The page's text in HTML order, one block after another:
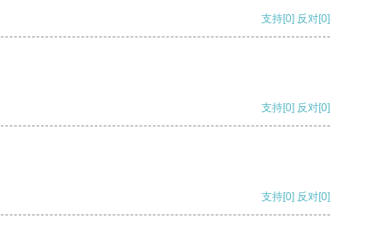
支持[0] 反对[0]
支持[0] 反对[0]
支持[0] 反对[0]